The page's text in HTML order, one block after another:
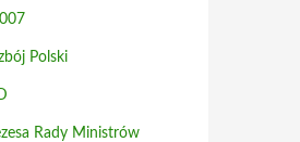
Polski
Rady Ministrów